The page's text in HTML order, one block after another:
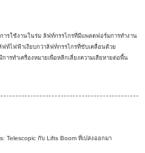
ารใช้งานในร่ม ลิฟท์กรรไกรที่มีแพลตฟอร์มการทำงาน
ท์ไฟฟ้าเงียบกว่าลิฟท์กรรไกรที่ขับเคลื่อนด้วย
รทำเครื่องหมายเพื่อหลีกเลี่ยงความเสียหายต่อพื้น
Telescopic กับ Lifts Boom ที่เปล่งออกมา